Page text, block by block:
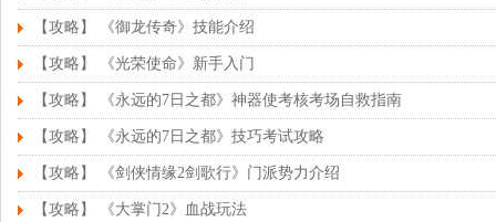
【攻略】 《御龙传奇》技能介绍
【攻略】 《光荣使命》新手入门
【攻略】 《永远的7日之都》神器使考核考场自救指南
【攻略】 《永远的7日之都》技巧考试攻略
【攻略】 《剑侠情缘2剑歌行》门派势力介绍
【攻略】 《大掌门2》血战玩法